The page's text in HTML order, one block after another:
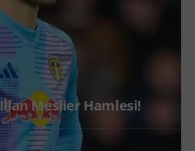
Meslier Hamlesi!